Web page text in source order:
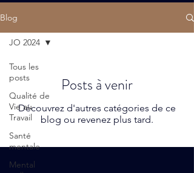
Blog
Tous les
posts
Qualité de
Vie au
Travail
Santé
mentale
Mental
JO 2024
Posts à venir
Découvrez d'autres catégories de ce
blog ou revenez plus tard.